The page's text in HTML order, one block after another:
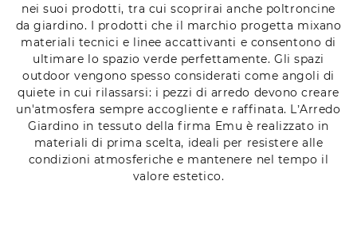
nei suoi prodotti, tra cui scoprirai anche poltroncine
da giardino. I prodotti che il marchio progetta mixano
materiali tecnici e linee accattivanti e consentono di
ultimare lo spazio verde perfettamente. Gli spazi
outdoor vengono spesso considerati come angoli di
quiete in cui rilassarsi: i pezzi di arredo devono creare
un'atmosfera sempre accogliente e raffinata. L’Arredo
Giardino in tessuto della firma Emu è realizzato in
materiali di prima scelta, ideali per resistere alle
condizioni atmosferiche e mantenere nel tempo il
valore estetico.